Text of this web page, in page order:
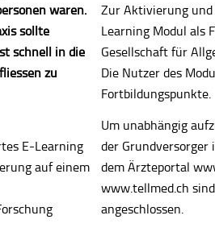
waren.
sollte
schnell in die
zu
E-Learning
auf einem
Zur Aktivierung
Learning Modul als
Gesellschaft für
Die Nutzer des
Fortbildungspunkte.
Um unabhängig
der Grundversorger
dem Ärzteportal
www.tellmed.ch
angeschlossen.